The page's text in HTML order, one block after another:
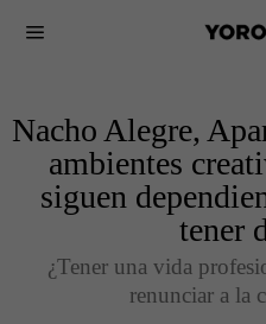
Nacho Alegre,
ambientes
siguen
tener
¿Tener una vida
renunciar a la